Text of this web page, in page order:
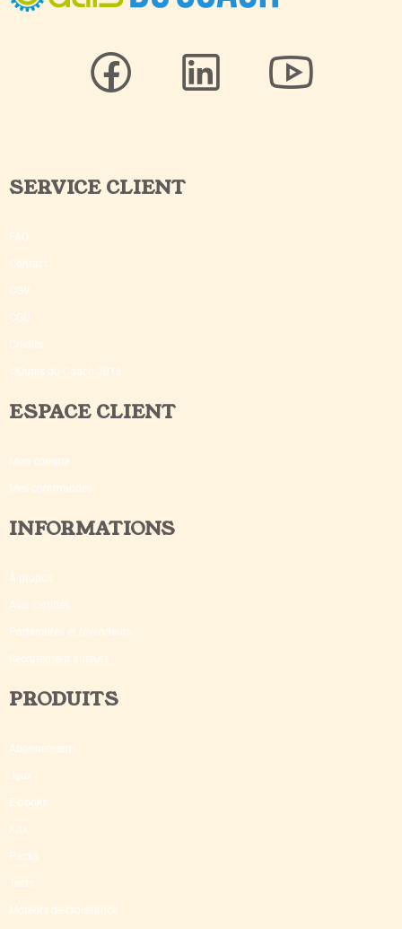
SERVICE CLIENT
FAQ
Contact
CGV
CGU
Crédits
©Outils du Coach 2018
ESPACE CLIENT
Mon compte
Mes commandes
INFORMATIONS
A propos
Avis certifiés
Partenaires et revendeurs
Recrutement auteurs
PRODUITS
Abonnements
Jeux
E-books
Kits
Packs
Tests
Moteurs de croissance